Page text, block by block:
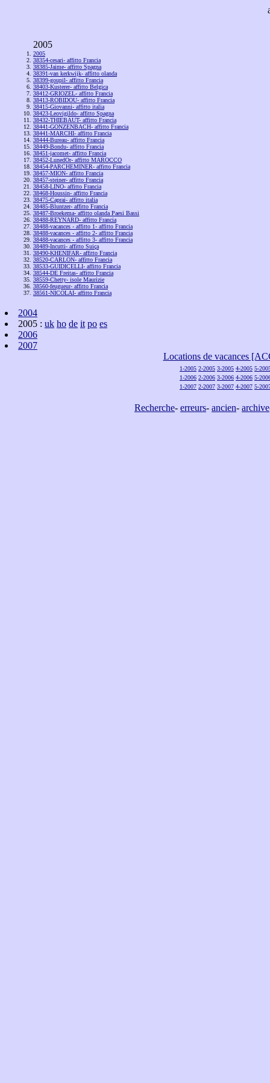
2005
2005
38354-cesari- affitto Francia
38385-Jaime- affitto Spagna
38391-van kerkwijk- affitto olanda
38399-goupil- affitto Francia
38403-Kusterer- affitto Belgica
38412-GRIOZEL- affitto Francia
38413-ROBIDOU- affitto Francia
38415-Giovanni- affitto italia
38423-Leovigildo- affitto Spagna
38432-THIEBAUT- affitto Francia
38441-GONZENBACH- affitto Francia
38441-MARCHI- affitto Francia
38444-Bureau- affitto Francia
38449-Bondu- affitto Francia
38451-jacomet- affitto Francia
38452-LunedOr- affitto MAROCCO
38454-PARCHEMINER- affitto Francia
38457-MION- affitto Francia
38457-steiner- affitto Francia
38458-LINO- affitto Francia
38468-Houssin- affitto Francia
38475-Caprai- affitto italia
38485-Bluntzer- affitto Francia
38487-Broekema- affitto olanda Paesi Bassi
38488-REYNARD- affitto Francia
38488-vacances - affitto 1- affitto Francia
38488-vacances - affitto 2- affitto Francia
38488-vacances - affitto 3- affitto Francia
38489-Incutti- affitto Suiça
38490-KHENIFAR- affitto Francia
38520-CARLON- affitto Francia
38533-GUIDICELLI- affitto Francia
38544-DE Freitas- affitto Francia
38559-Chetty- isole Maurizie
38560-feugueur- affitto Francia
38561-NICOLAI- affitto Francia
2004
2005 : uk ho de it po es
2006
2007
Locations de vacances
1-2005 2-2005 3-2005 4-2005 5-
1-2006 2-2006 3-2006 4-2006 5-
1-2007 2-2007 3-2007 4-2007 5-
Recherche- erreurs- ancien- archive